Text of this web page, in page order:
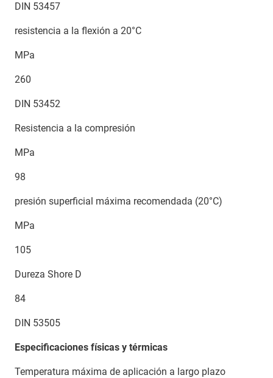
DIN 53457
resistencia a la flexión a 20°C
MPa
260
DIN 53452
Resistencia a la compresión
MPa
98
presión superficial máxima recomendada (20°C)
MPa
105
Dureza Shore D
84
DIN 53505
Especificaciones físicas y térmicas
Temperatura máxima de aplicación a largo plazo